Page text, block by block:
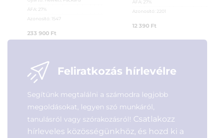
ÁFA: 27%
Azonosító: 1547
233 900 Ft
ÁFA: 27%
Azonosító: 2201
12 390 Ft
Feliratkozás hírlevélre
Segítünk megtalálni a számodra legjobb
megoldásokat, legyen szó munkáról,
tanulásról vagy szórakozásról! Csatlakozz
hírleveles közösségünkhöz, és hozd ki a